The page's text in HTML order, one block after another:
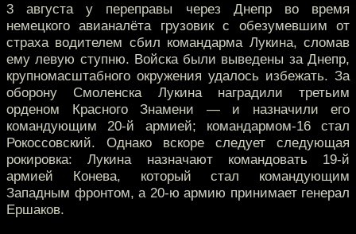
3 августа у переправы через Днепр во время
немецкого авианалёта грузовик с обезумевшим от
страха водителем сбил командарма Лукина, сломав
ему левую ступню. Войска были выведены за Днепр,
крупномасштабного окружения удалось избежать. За
оборону Смоленска Лукина наградили третьим
орденом Красного Знамени — и назначили его
командующим 20-й армией; командармом-16 стал
Рокоссовский. Однако вскоре следует следующая
рокировка: Лукина назначают командовать 19-й
армией Конева, который стал командующим
Западным фронтом, а 20-ю армию принимает генерал
Ершаков.